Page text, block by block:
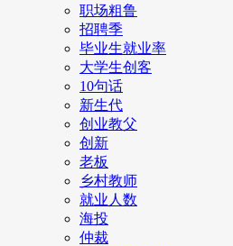
职场粗鲁
招聘季
毕业生就业率
大学生创客
10句话
新生代
创业教父
创新
老板
乡村教师
就业人数
海投
仲裁